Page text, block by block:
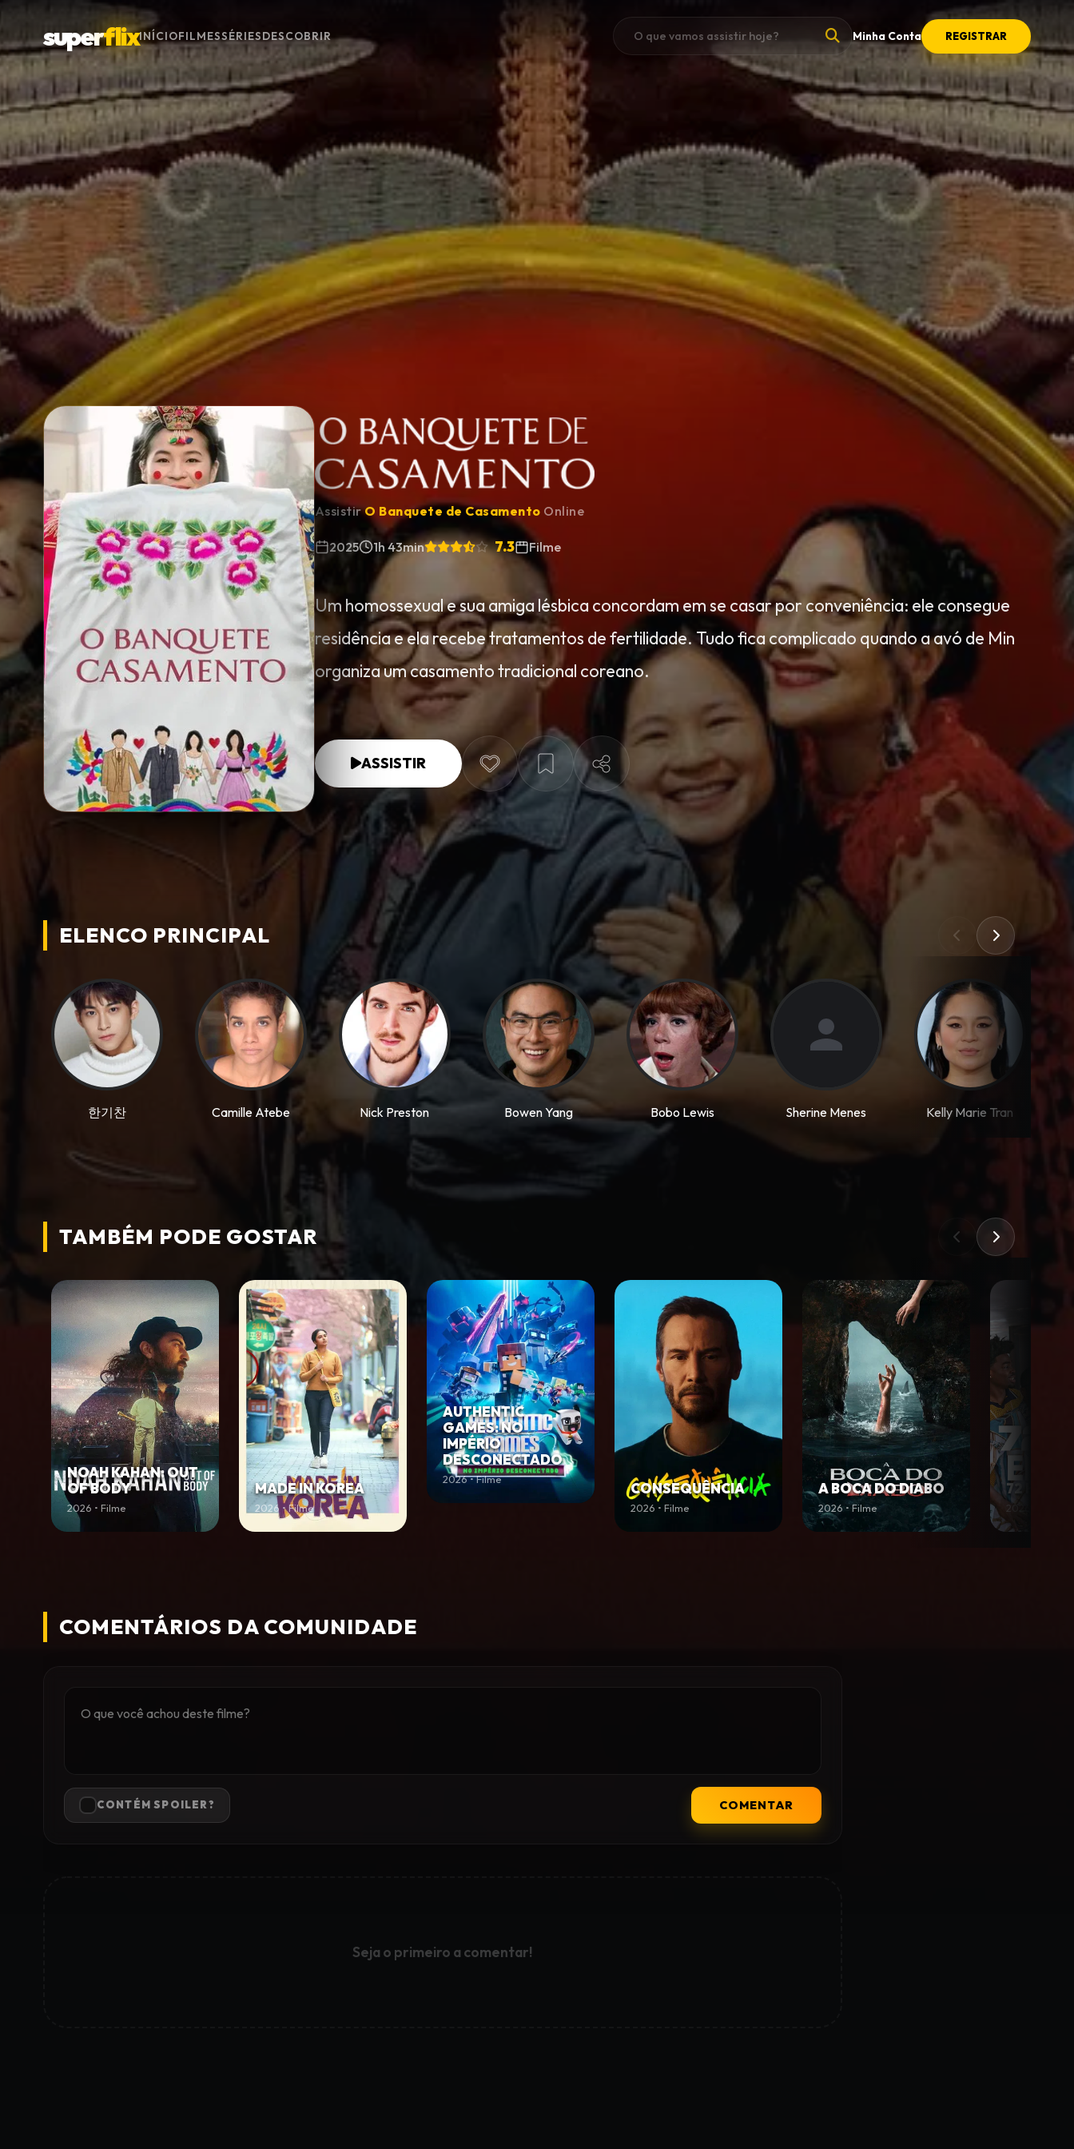
superflixINÍCIOFILMESSÉRIESDESCOBRIR Minha Conta REGISTRAR
Menu
Minha Lista
Pesquisar AssistirO Banquete de Casamento Online
2025 1h 43min 7.3 Filme
Um homossexual e sua amiga lésbica concordam em se casar por conveniência: ele consegue
residência e ela recebe tratamentos de fertilidade. Tudo fica complicado quando a avó de Min
organiza um casamento tradicional coreano.
ASSISTIR
ELENCO PRINCIPAL
한기찬 Camille Atebe Nick Preston Bowen Yang Bobo Lewis Sherine Menes Kelly Marie Tran
TAMBÉM PODE GOSTAR
NOAH KAHAN: OUT
OF BODY
2026 • Filme
MADE IN KOREA
2026 • Filme
AUTHENTIC
GAMES: NO
IMPÉRIO
DESCONECTADO
2026 • Filme
CONSEQUÊNCIA
2026 • Filme
A BOCA DO DIABO
2026 • Filme
72
COMENTÁRIOS DA COMUNIDADE
CONTÉM SPOILER? COMENTAR
Seja o primeiro a comentar!